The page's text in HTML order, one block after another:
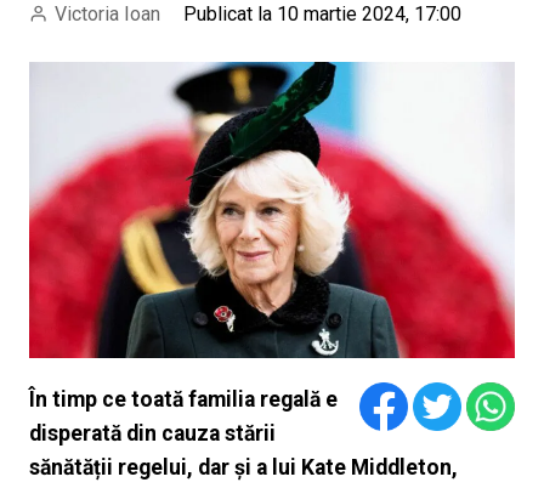
Victoria Ioan Publicat la 10 martie 2024, 17:00
În timp ce toată familia regală e
disperată din cauza stării
sănătății regelui, dar și a lui Kate Middleton,